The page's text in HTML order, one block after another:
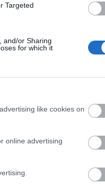
Targeted
and/or Sharing
for which it
like cookies on
online advertising
musst Du nichts weiter
abheben. Sie
Welt genießt. Deine
. Die
Post entfällt somit –
Termin in einer